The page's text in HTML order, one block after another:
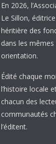
En 2026,
Le Sillon,
héritière des
dans les
orientation.
Édité chaque
l’histoire locale
chacun des
communautés
l’éditent.